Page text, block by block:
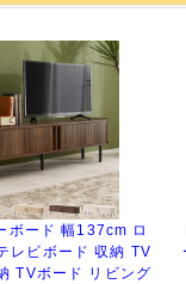
ボード 幅137cm ロ
レビボード 収納 TV
TVボード リビング